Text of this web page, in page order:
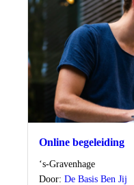
Online begeleiding
Locatie
‘s-Gravenhage
Door: De Basis Ben Jij